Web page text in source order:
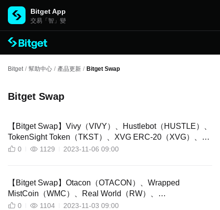
Bitget App
交易「智」變
Bitget / 幫助中心 / 產品更新 / Bitget Swap
Bitget Swap
【Bitget Swap】Vivy（VIVY）、Hustlebot（HUSTLE）、
TokenSight Token（TKST）、XVG ERC-20（XVG）、
CityBoys（TOONS）、Titan X（TITANX）現已在 Bitget
0 1129 2023-11-06 09:00
【Bitget Swap】Otacon（OTACON）、Wrapped
MistCoin（WMC）、Real World（RW）、
Gekko（GEKKO）、Megabot（MEGABOT）、
0 1104 2023-11-03 09:00